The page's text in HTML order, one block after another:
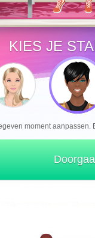
KIES JE
moment aanpassen.